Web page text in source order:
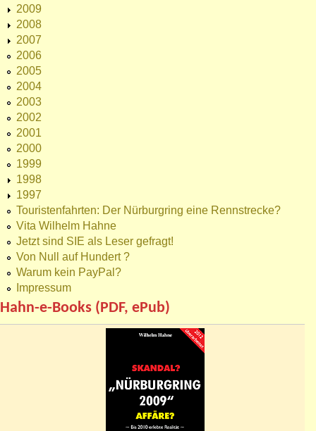
2009
2008
2007
2006
2005
2004
2003
2002
2001
2000
1999
1998
1997
Touristenfahrten: Der Nürburgring eine Rennstrecke?
Vita Wilhelm Hahne
Jetzt sind SIE als Leser gefragt!
Von Null auf Hundert ?
Warum kein PayPal?
Impressum
Hahn-e-Books (PDF, ePub)